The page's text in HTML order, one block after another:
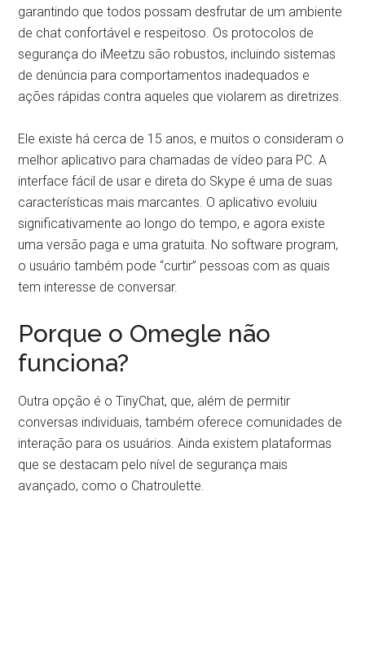
garantindo que todos possam desfrutar de um ambiente
de chat confortável e respeitoso. Os protocolos de
segurança do iMeetzu são robustos, incluindo sistemas
de denúncia para comportamentos inadequados e
ações rápidas contra aqueles que violarem as diretrizes.
Ele existe há cerca de 15 anos, e muitos o consideram o
melhor aplicativo para chamadas de vídeo para PC. A
interface fácil de usar e direta do Skype é uma de suas
características mais marcantes. O aplicativo evoluiu
significativamente ao longo do tempo, e agora existe
uma versão paga e uma gratuita. No software program,
o usuário também pode “curtir” pessoas com as quais
tem interesse de conversar.
Porque o Omegle não
funciona?
Outra opção é o TinyChat, que, além de permitir
conversas individuais, também oferece comunidades de
interação para os usuários. Ainda existem plataformas
que se destacam pelo nível de segurança mais
avançado, como o Chatroulette.